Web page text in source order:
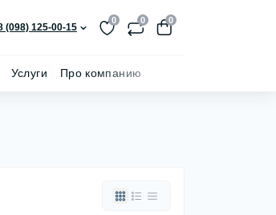
(098) 125-00-15
0 0 0
Услуги Про компанию